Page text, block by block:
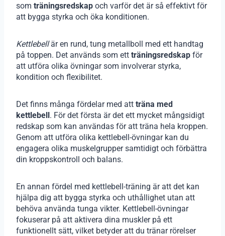
som träningsredskap och varför det är så effektivt för
att bygga styrka och öka konditionen.
Kettlebellär en rund, tung metallboll med ett handtag
på toppen. Det används som ett träningsredskap för
att utföra olika övningar som involverar styrka,
kondition och flexibilitet.
Det finns många fördelar med att träna med
kettlebell. För det första är det ett mycket mångsidigt
redskap som kan användas för att träna hela kroppen.
Genom att utföra olika kettlebell-övningar kan du
engagera olika muskelgrupper samtidigt och förbättra
din kroppskontroll och balans.
En annan fördel med kettlebell-träning är att det kan
hjälpa dig att bygga styrka och uthållighet utan att
behöva använda tunga vikter. Kettlebell-övningar
fokuserar på att aktivera dina muskler på ett
funktionellt sätt, vilket betyder att du tränar rörelser